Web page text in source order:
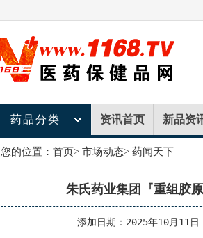
药品分类 资讯首页 新品资
您的位置： 首页> 市场动态> 药闻天下
朱氏药业集团『重组胶
添加日期：2025年10月11